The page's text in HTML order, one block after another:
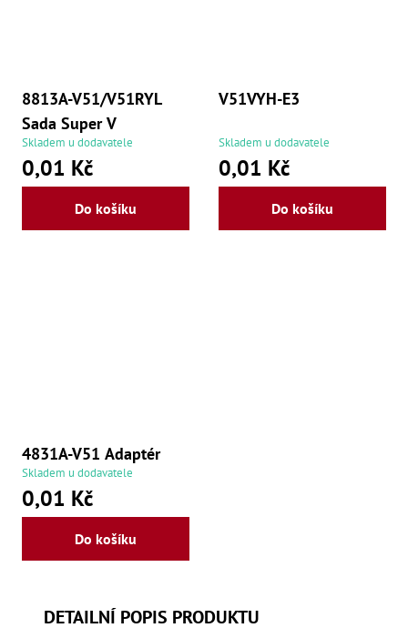
8813A-V51/V51RYL
Sada Super V
Skladem u dodavatele
0,01 Kč
Do košíku
V51VYH-E3
Skladem u dodavatele
0,01 Kč
Do košíku
4831A-V51 Adaptér
Skladem u dodavatele
0,01 Kč
Do košíku
DETAILNÍ POPIS PRODUKTU